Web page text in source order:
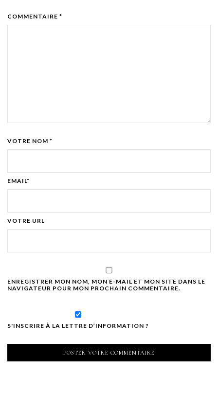
COMMENTAIRE *
VOTRE NOM *
EMAIL*
VOTRE URL
ENREGISTRER MON NOM, MON E-MAIL ET MON SITE DANS LE
NAVIGATEUR POUR MON PROCHAIN COMMENTAIRE.
S'INSCRIRE À LA LETTRE D’INFORMATION ?